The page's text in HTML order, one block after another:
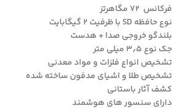
فرکانس ۷۲ مگاهرتز
نوع حافظه SD با ظرفیت ۲ گیگابایت
بلندگو خروجی صدا + هدست
جک نوع ۳٫۵ میلی متر
تشخیص انواع فلزات و مواد معدنی
تشخیص طلا و اشیای مدفون ساخته شده
کشف آثار باستانی
دارای سنسور های هوشمند